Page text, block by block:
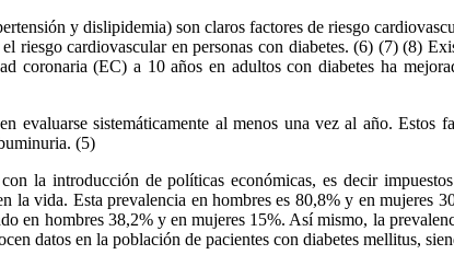
y dislipidemia) son claros factores de riesgo
riesgo cardiovascular en personas con diabetes. (6) (7) (8)
coronaria (EC) a 10 años en adultos con diabetes ha
evaluarse sistemáticamente al menos una vez al año. Estos
(5)
la introducción de políticas económicas, es decir
la vida. Esta prevalencia en hombres es 80,8% y en mujeres
en hombres 38,2% y en mujeres 15%. Así mismo, la
datos en la población de pacientes con diabetes mellitus,